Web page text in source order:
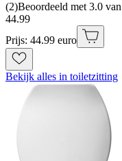
(2)Beoordeeld met 3.0
44.99
Prijs: 44.99 euro
Bekijk alles in toiletzitting